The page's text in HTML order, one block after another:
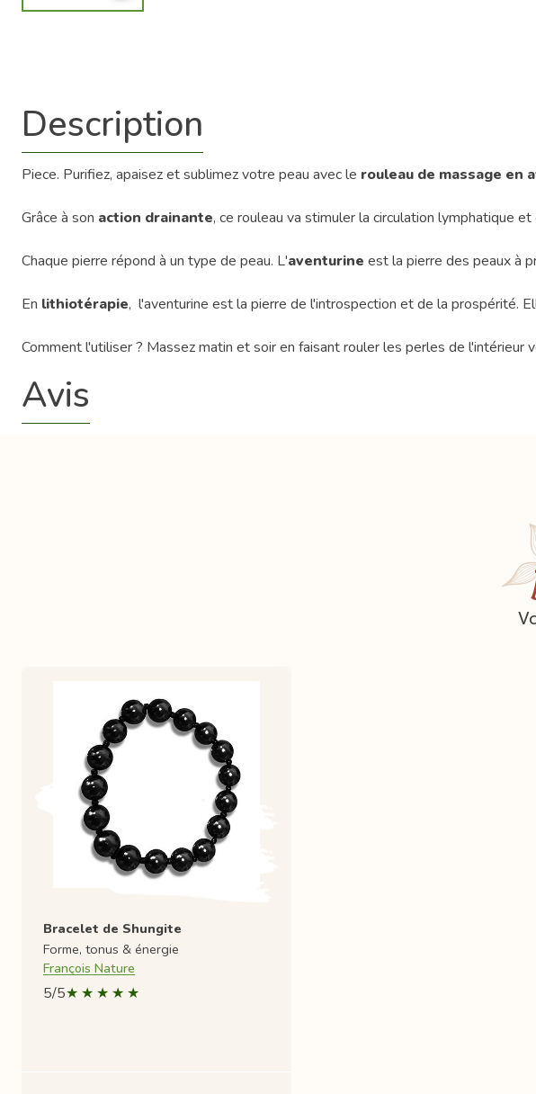
Description
Piece. Purifiez, apaisez et sublimez votre peau avec le rouleau de massage en
Grâce à son action drainante, ce rouleau va stimuler la circulation lymphatique
Chaque pierre répond à un type de peau. L'aventurine est la pierre des peaux à
En lithiotérapie, l'aventurine est la pierre de l'introspection et de la prospérité.
Comment l'utiliser ? Massez matin et soir en faisant rouler les perles de
Avis
Bracelet de Shungite
Forme, tonus & énergie
François Nature
5/5